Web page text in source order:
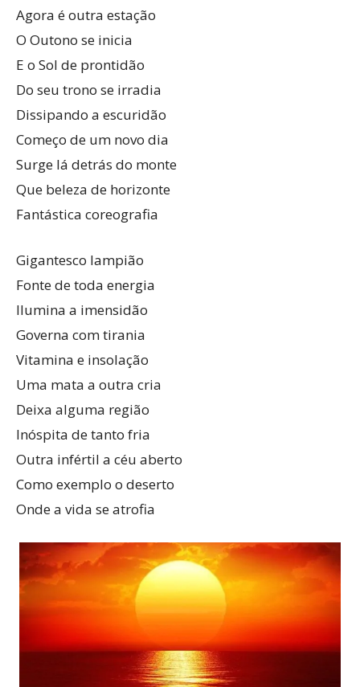
Agora é outra estação
O Outono se inicia
E o Sol de prontidão
Do seu trono se irradia
Dissipando a escuridão
Começo de um novo dia
Surge lá detrás do monte
Que beleza de horizonte
Fantástica coreografia
Gigantesco lampião
Fonte de toda energia
Ilumina a imensidão
Governa com tirania
Vitamina e insolação
Uma mata a outra cria
Deixa alguma região
Inóspita de tanto fria
Outra infértil a céu aberto
Como exemplo o deserto
Onde a vida se atrofia